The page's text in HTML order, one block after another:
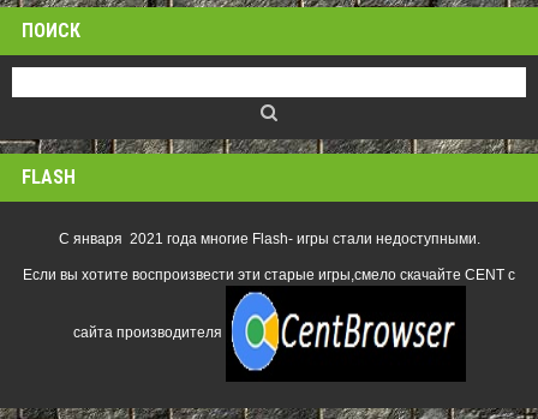
ПОИСК
FLASH
С января 2021 года многие Flash- игры стали недоступными.
Если вы хотите воспроизвести эти старые игры,смело скачайте CENT с
сайта производителя